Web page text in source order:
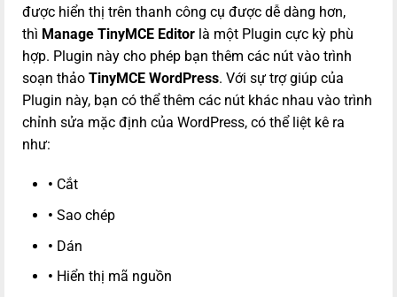
được hiển thị trên thanh công cụ được dễ dàng hơn,
thì Manage TinyMCE Editor là một Plugin cực kỳ phù
hợp. Plugin này cho phép bạn thêm các nút vào trình
soạn thảo TinyMCE WordPress. Với sự trợ giúp của
Plugin này, bạn có thể thêm các nút khác nhau vào trình
chỉnh sửa mặc định của WordPress, có thể liệt kê ra
như:
• Cắt
• Sao chép
• Dán
• Hiển thị mã nguồn